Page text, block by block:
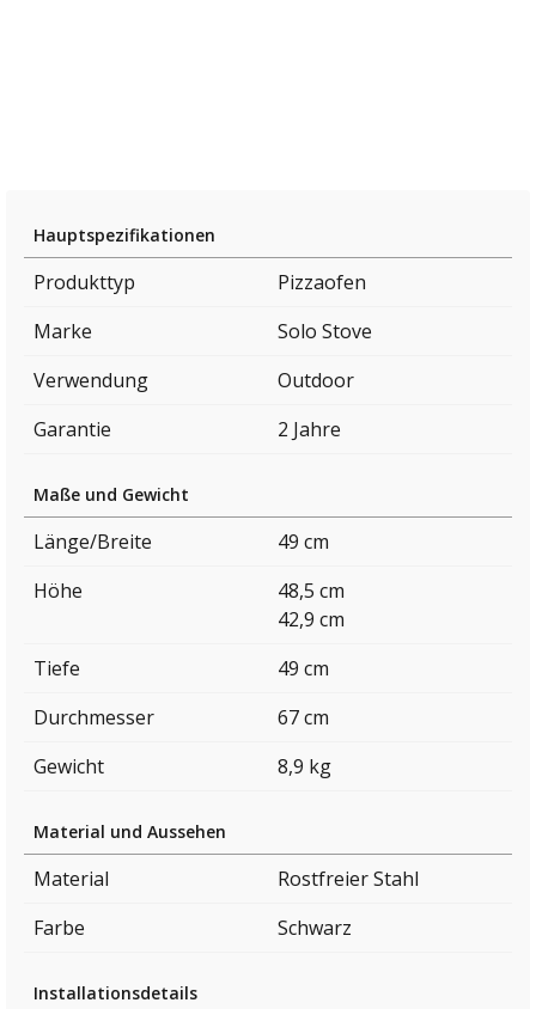
Hauptspezifikationen
Produkttyp
Pizzaofen
Marke
Solo Stove
Verwendung
Outdoor
Garantie
2 Jahre
Maße und Gewicht
Länge/Breite
49 cm
Höhe
48,5 cm
42,9 cm
Tiefe
49 cm
Durchmesser
67 cm
Gewicht
8,9 kg
Material und Aussehen
Material
Rostfreier Stahl
Farbe
Schwarz
Installationsdetails